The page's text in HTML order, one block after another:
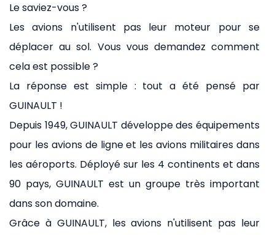
Le saviez-vous ?
Les avions n'utilisent pas leur moteur pour se
déplacer au sol. Vous vous demandez comment
cela est possible ?
La réponse est simple : tout a été pensé par
GUINAULT !
Depuis 1949, GUINAULT développe des équipements
pour les avions de ligne et les avions militaires dans
les aéroports. Déployé sur les 4 continents et dans
90 pays, GUINAULT est un groupe très important
dans son domaine.
Grâce à GUINAULT, les avions n'utilisent pas leur